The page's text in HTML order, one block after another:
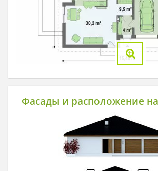
Фасады и расположение на